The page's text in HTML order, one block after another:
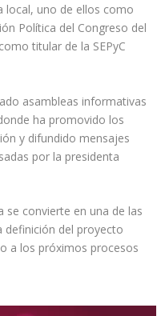
local, uno de ellos como
Política del Congreso del
titular de la SEPyC
asambleas informativas
ha promovido los
y difundido mensajes
por la presidenta
se convierte en una de las
definición del proyecto
a los próximos procesos